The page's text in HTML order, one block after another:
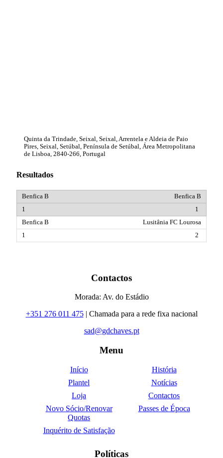
Quinta da Trindade, Seixal, Seixal, Arrentela e Aldeia de Paio
Pires, Seixal, Setúbal, Península de Setúbal, Área Metropolitana
de Lisboa, 2840-266, Portugal
Resultados
Benfica B
1
Lusitânia FC Lourosa
2
Contactos
Morada: Av. do Estádio
+351 276 011 475| Chamada para a rede fixa nacional
sad@gdchaves.pt
Menu
Início
História
Plantel
Notícias
Loja
Contactos
Novo Sócio/Renovar
Quotas
Passes de Época
Inquérito de Satisfação
Políticas